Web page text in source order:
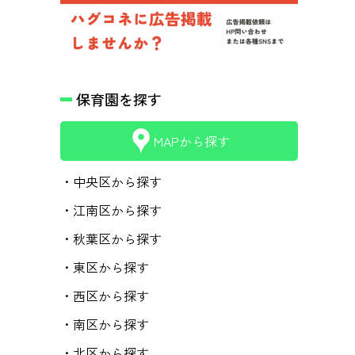
保育園を探す
MAPから探す
・中央区から探す
・江南区から探す
・秋葉区から探す
・東区から探す
・西区から探す
・南区から探す